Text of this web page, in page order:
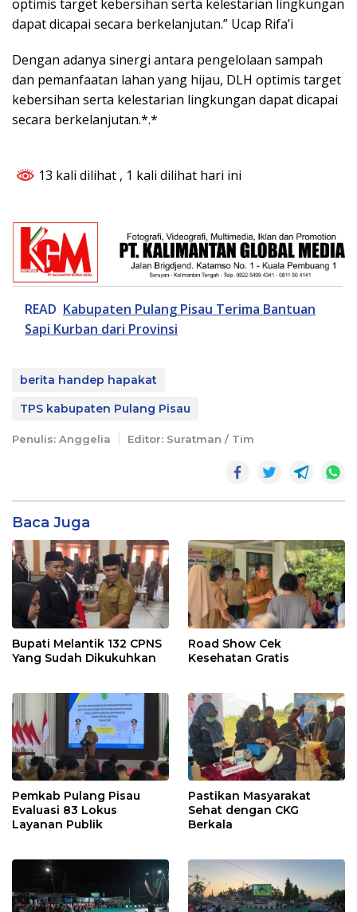
optimis target kebersihan serta kelestarian lingkungan
dapat dicapai secara berkelanjutan.” Ucap Rifa’i
Dengan adanya sinergi antara pengelolaan sampah
dan pemanfaatan lahan yang hijau, DLH optimis target
kebersihan serta kelestarian lingkungan dapat dicapai
secara berkelanjutan.*.*
13 kali dilihat , 1 kali dilihat hari ini
READ Kabupaten Pulang Pisau Terima Bantuan
Sapi Kurban dari Provinsi
berita handep hapakat
TPS kabupaten Pulang Pisau
Penulis: Anggelia Editor: Suratman / Tim
Baca Juga
Bupati Melantik 132 CPNS
Yang Sudah Dikukuhkan
Road Show Cek
Kesehatan Gratis
Pemkab Pulang Pisau
Evaluasi 83 Lokus
Layanan Publik
Pastikan Masyarakat
Sehat dengan CKG
Berkala